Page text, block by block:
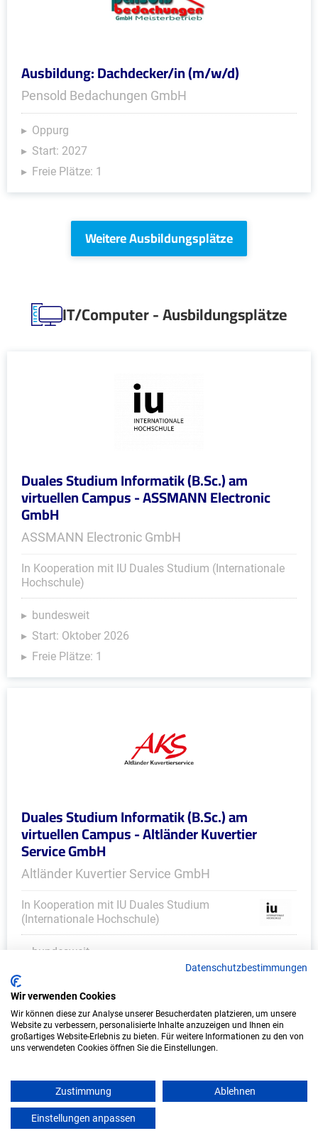
Ausbildung: Dachdecker/in (m/w/d)
Pensold Bedachungen GmbH
Oppurg
Start: 2027
Freie Plätze: 1
Weitere Ausbildungsplätze
IT/Computer - Ausbildungsplätze
Duales Studium Informatik (B.Sc.) am
virtuellen Campus - ASSMANN Electronic
GmbH
ASSMANN Electronic GmbH
In Kooperation mit IU Duales Studium (Internationale
Hochschule)
bundesweit
Start: Oktober 2026
Freie Plätze: 1
Duales Studium Informatik (B.Sc.) am
virtuellen Campus - Altländer Kuvertier
Service GmbH
Altländer Kuvertier Service GmbH
In Kooperation mit IU Duales Studium
(Internationale Hochschule)
bundesweit
Freie Plätze: 1
Datenschutzbestimmungen
Wir verwenden Cookies
Wir können diese zur Analyse unserer Besucherdaten platzieren, um unsere
Website zu verbessern, personalisierte Inhalte anzuzeigen und Ihnen ein
großartiges Website-Erlebnis zu bieten. Für weitere Informationen zu den von
uns verwendeten Cookies öffnen Sie die Einstellungen.
Zustimmung Ablehnen
Einstellungen anpassen